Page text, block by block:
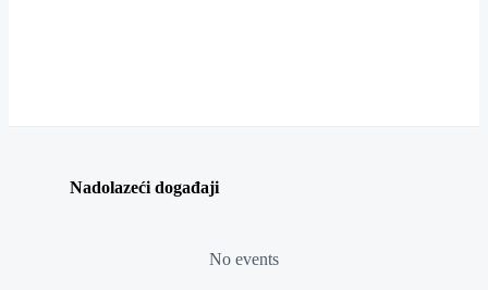
Nadolazeći događaji
No events